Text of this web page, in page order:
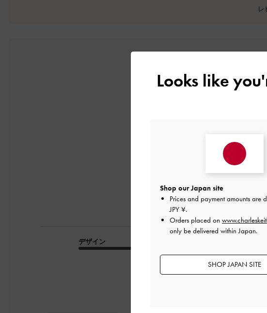
レ
1件のレビューに基づく
デザイン
とても
Looks like
Shop our Japan site
Prices and payment amounts are
JPY ¥.
Orders placed on
only be delivered within Japan.
SHOP JAPAN SITE